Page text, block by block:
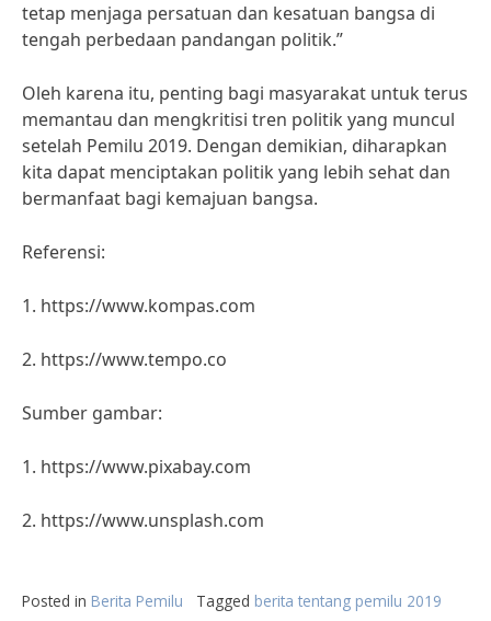
tetap menjaga persatuan dan kesatuan bangsa di
tengah perbedaan pandangan politik.”
Oleh karena itu, penting bagi masyarakat untuk terus
memantau dan mengkritisi tren politik yang muncul
setelah Pemilu 2019. Dengan demikian, diharapkan
kita dapat menciptakan politik yang lebih sehat dan
bermanfaat bagi kemajuan bangsa.
Referensi:
1. https://www.kompas.com
2. https://www.tempo.co
Sumber gambar:
1. https://www.pixabay.com
2. https://www.unsplash.com
Posted in Berita Pemilu Tagged berita tentang pemilu 2019